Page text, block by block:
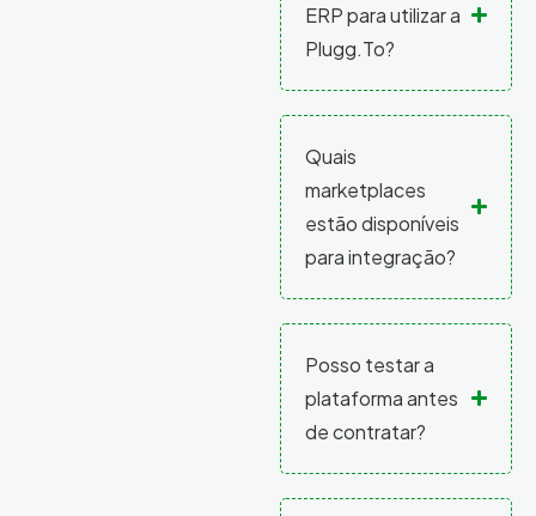
ERP para utilizar a
Plugg.To?
Quais
marketplaces
estão disponíveis
para integração?
Posso testar a
plataforma antes
de contratar?